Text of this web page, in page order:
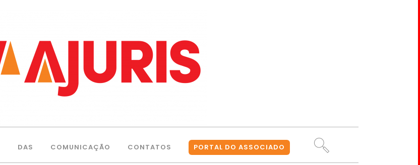
DAS COMUNICAÇÃO CONTATOS PORTAL DO ASSOCIADO